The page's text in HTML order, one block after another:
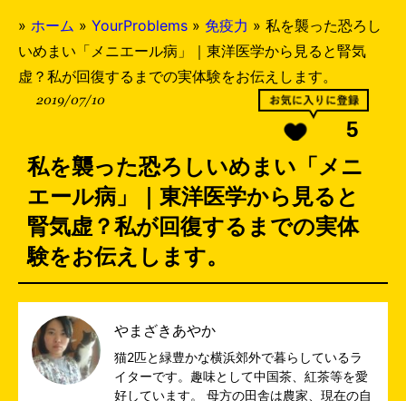
» ホーム » YourProblems » 免疫力 » 私を襲った恐ろし
いめまい「メニエール病」｜東洋医学から見ると腎気
虚？私が回復するまでの実体験をお伝えします。
2019/07/10
5
私を襲った恐ろしいめまい「メニ
エール病」｜東洋医学から見ると
腎気虚？私が回復するまでの実体
験をお伝えします。
やまざきあやか
猫2匹と緑豊かな横浜郊外で暮らしているラ
イターです。趣味として中国茶、紅茶等を愛
好しています。 母方の田舎は農家、現在の自